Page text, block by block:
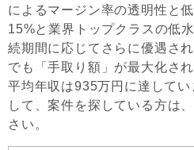
によるマージン率の透明性と
15%と業界トップクラスの低
続期間に応じてさらに優遇さ
でも「手取り額」が最大化さ
平均年収は935万円に達して
して、案件を探している方は
さい。